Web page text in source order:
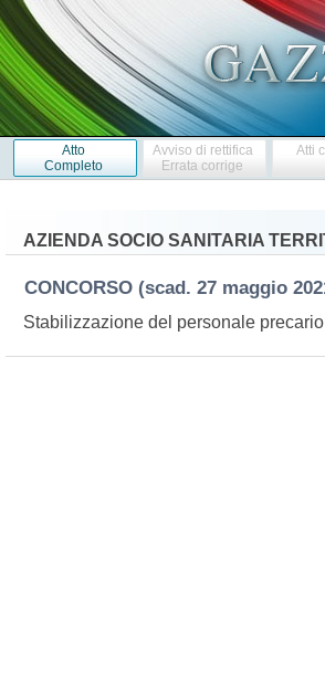
Atto
Completo
Avviso di rettifica
Errata corrige
Atti
AZIENDA SOCIO SANITARIA
CONCORSO (scad. 27 maggio
Stabilizzazione del personale